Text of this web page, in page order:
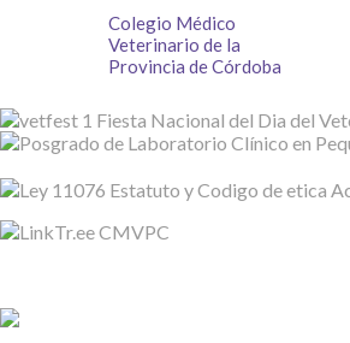
Colegio Médico
Veterinario de la
Provincia de Córdoba